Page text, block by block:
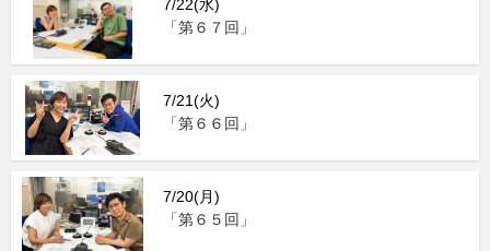
7/22(水)
「第６７回」
7/21(火)
「第６６回」
7/20(月)
「第６５回」